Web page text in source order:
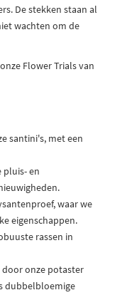
De stekken staan al
wachten om de
Flower Trials van
santini's, met een
pluis- en
waar we
eigenschappen.
rassen in
door onze potaster
dubbelbloemige